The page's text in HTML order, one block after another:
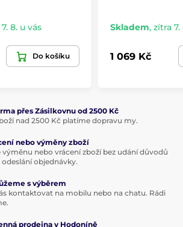
8. u vás
Do košíku
Skladem, zítra 7.
1 069 Kč
přes Zásilkovnu od 2500 Kč
nad 2500 Kč platíme dopravu my.
nebo výměny zboží
výměnu nebo vrácení zboží bez udání důvodů
odeslání objednávky.
s výběrem
kontaktovat na mobilu nebo na chatu. Rádi
prodejna v Hodoníně